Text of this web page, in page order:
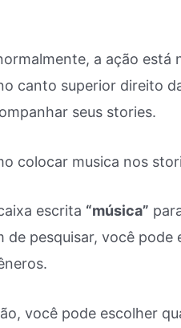
a ação está
canto superior direito
seus stories.
escrita “música”
de pesquisar, você pode
você pode escolher